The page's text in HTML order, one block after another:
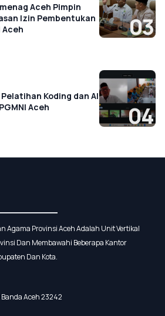
Aceh Pimpin
Izin Pembentukan
Aceh
03
Koding dan AI
Aceh
04
Agama Provinsi Aceh Adalah Unit Vertikal
Dan Membawahi Beberapa Kantor
Dan Kota.
Aceh 23242